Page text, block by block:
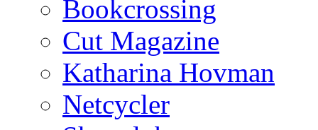
Bookcrossing
Cut Magazine
Katharina Hovman
Netcycler